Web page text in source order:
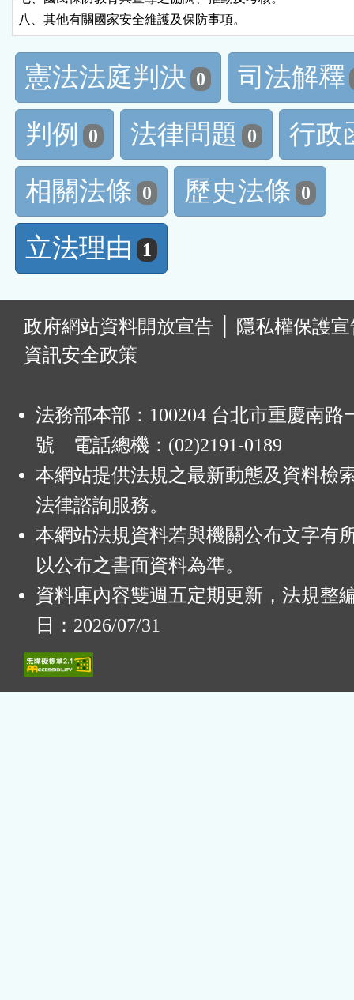
八、其他有關國家安全維護及保防事項。
憲法法庭判決 0
司法解釋
判例
0 法律問題 0
行政
相關法條 0 歷史法條 0
立法理由 1
政府網站資料開放宣告
隱私權保護
資訊安全政策
法務部本部：100204 台北市重慶南路
號 電話總機：(02)2191-0189
本網站提供法規之最新動態及資料檢
法律諮詢服務。
本網站法規資料若與機關公布文字有
以公布之書面資料為準。
資料庫內容雙週五定期更新，法規整
日：2026/07/31